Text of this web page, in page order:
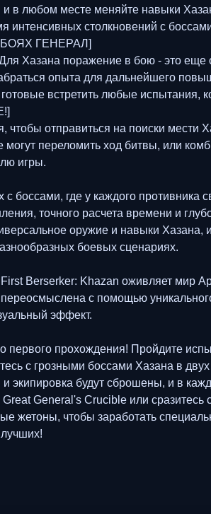
в любом месте меняйте навыки
интенсивных столкновений с
ГЕНЕРАЛ]
Хазана поражение в бою - это
опыта для дальнейшего
встретить любые испытания,
отправиться на поиски мести
переломить ход битвы, или
игры.
боссами, где у каждого
точного расчета времени и
оружие и навыки Хазана,
боевых сценариях.
Berserker: Khazan оживляет мир
с помощью
эффект.
прохождения! Пройдите
с грозными боссами Хазана в
экипировка будут сброшены, и в
General's Crucible или
жетоны, чтобы заработать